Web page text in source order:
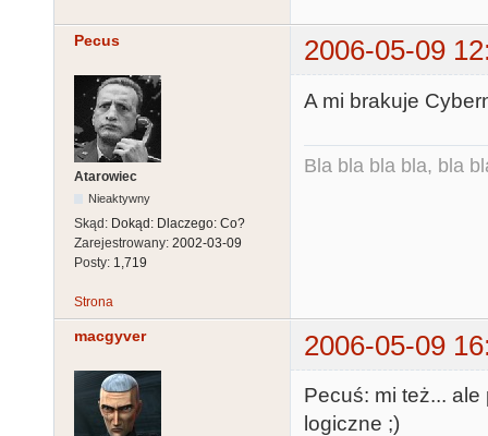
Pecus 2006-05-09
Atarowiec
Nieaktywny
Skąd: Dokąd: Dlaczego: Co?
Zarejestrowany: 2002-03-09
Posty: 1,719
A mi brakuje
Bla bla bla bla, bla
Strona
macgyver 2006-05-09
Pecuś: mi też...
logiczne ;)